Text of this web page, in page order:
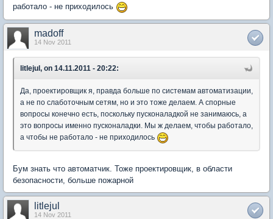
работало - не приходилось
madoff
14 Nov 2011
litlejul, on 14.11.2011 - 20:22:
Да, проектировщик я, правда больше по системам автоматизации,
а не по слаботочным сетям, но и это тоже делаем. А спорные
вопросы конечно есть, поскольку пусконаладкой не занимаюсь, а
это вопросы именно пусконаладки. Мы ж делаем, чтобы работало,
а чтобы не работало - не приходилось
Бум знать что автоматчик. Тоже проектировщик, в области
безопасности, больше пожарной
litlejul
14 Nov 2011